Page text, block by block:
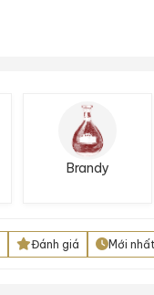
Brandy
Đánh giá Mới nhất